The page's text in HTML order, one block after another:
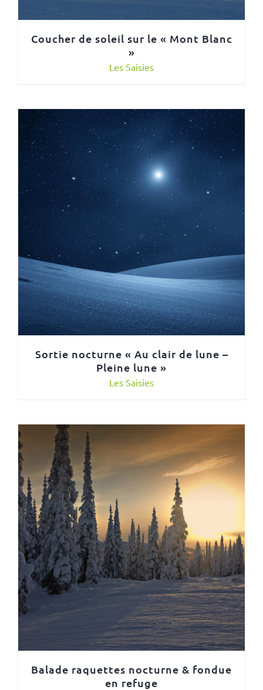
Coucher de soleil sur le « Mont Blanc
»
Les Saisies
Sortie nocturne « Au clair de lune –
Pleine lune »
Les Saisies
Balade raquettes nocturne & fondue
en refuge